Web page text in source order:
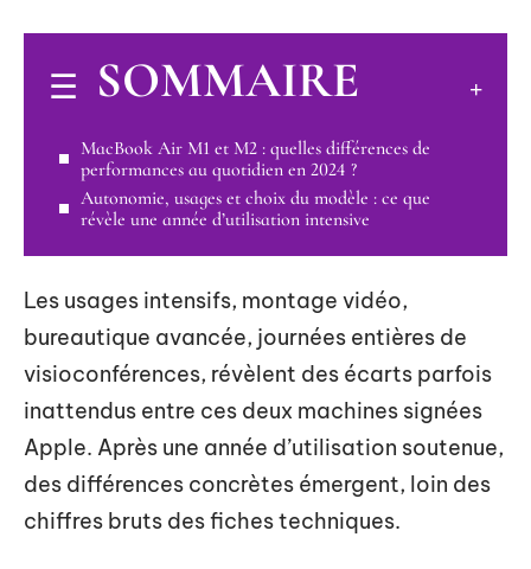
SOMMAIRE
MacBook Air M1 et M2 : quelles différences de
performances au quotidien en 2024 ?
Autonomie, usages et choix du modèle : ce que
révèle une année d’utilisation intensive
Les usages intensifs, montage vidéo,
bureautique avancée, journées entières de
visioconférences, révèlent des écarts parfois
inattendus entre ces deux machines signées
Apple. Après une année d’utilisation soutenue,
des différences concrètes émergent, loin des
chiffres bruts des fiches techniques.